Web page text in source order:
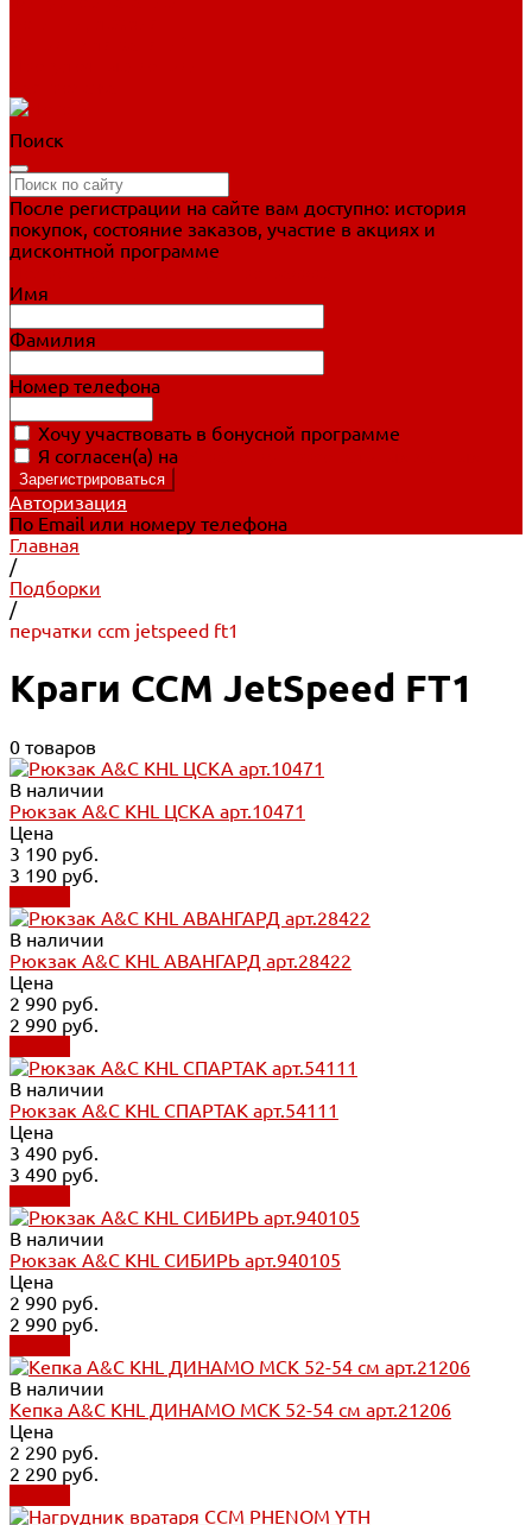
Поиск
После регистрации на сайте вам доступно: история
покупок, состояние заказов, участие в акциях и
дисконтной программе
Имя
Фамилия
Номер телефона
Хочу участвовать в бонусной программе
Я согласен(а) на
Авторизация
По Email или номеру телефона
Главная
/
Подборки
/
перчатки ccm jetspeed ft1
Краги CCM JetSpeed FT1
0 товаров
В наличии
Рюкзак A&C KHL ЦСКА арт.10471
Цена
3 190 руб.
3 190 руб.
В наличии
Рюкзак A&C KHL АВАНГАРД арт.28422
Цена
2 990 руб.
2 990 руб.
В наличии
Рюкзак A&C KHL СПАРТАК арт.54111
Цена
3 490 руб.
3 490 руб.
В наличии
Рюкзак A&C KHL СИБИРЬ арт.940105
Цена
2 990 руб.
2 990 руб.
В наличии
Кепка A&C KHL ДИНАМО МСК 52-54 см арт.21206
Цена
2 290 руб.
2 290 руб.